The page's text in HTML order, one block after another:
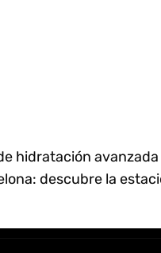
hidratación avanzada
descubre la